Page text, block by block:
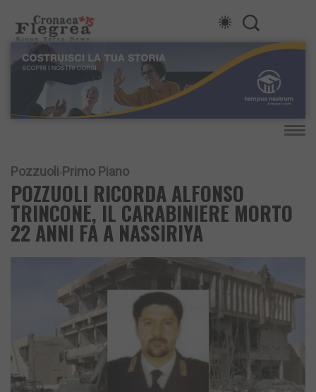
Pozzuoli Primo Piano
POZZUOLI RICORDA ALFONSO
TRINCONE, IL CARABINIERE MORTO
22 ANNI FA A NASSIRIYA